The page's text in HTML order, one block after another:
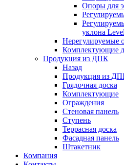
Опоры для
уклона
Нерегулируемые
Комплектующие
Продукция из ДПК
Назад
Продукция из
Грядочная доска
Комплектующие
Ограждения
Стеновая панель
Ступень
Террасная доска
Фасадная панель
Штакетник
Компания